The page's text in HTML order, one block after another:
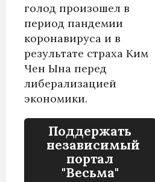
голод произошел в
период пандемии
коронавируса и в
результате страха Ким
Чен Ына перед
либерализацией
экономики.
Поддержать
независимый
портал
"Весьма"